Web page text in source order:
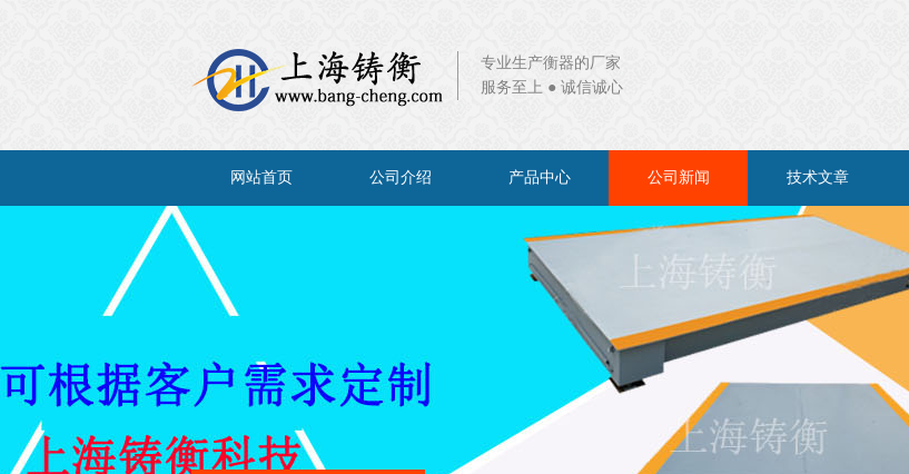
专业生产衡器的厂家
服务至上 ● 诚信诚心
网站首页 公司介绍 产品中心 公司新闻 技术文章